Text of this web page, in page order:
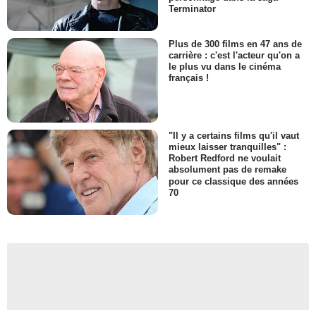
Terminator
Plus de 300 films en 47 ans de
carrière : c'est l'acteur qu'on a
le plus vu dans le cinéma
français !
"Il y a certains films qu'il vaut
mieux laisser tranquilles" :
Robert Redford ne voulait
absolument pas de remake
pour ce classique des années
70